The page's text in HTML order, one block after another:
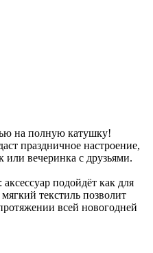
на полную катушку!
праздничное настроение,
или вечеринка с друзьями.
подойдёт как для
текстиль позволит
всей новогодней